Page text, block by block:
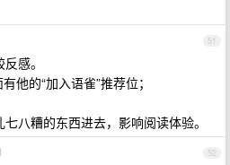
51
感。
他的“加入语雀”推荐位；
八糟的东西进去，影响阅读体验。
52